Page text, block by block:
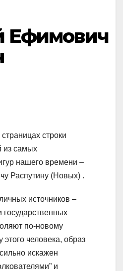
Ефимович
строки
из самых
нашего времени –
Распутину (Новых) .
источников –
государственных
по-новому
этого человека, образ
искажен
и